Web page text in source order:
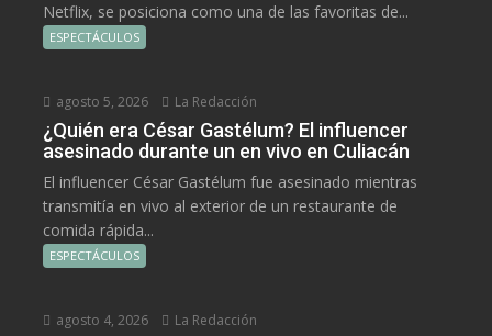
Netflix, se posiciona como una de las favoritas de...
ESPECTÁCULOS
agosto 5, 2026 La Redacción
¿Quién era César Gastélum? El influencer
asesinado durante un en vivo en Culiacán
El influencer César Gastélum fue asesinado mientras
transmitía en vivo al exterior de un restaurante de
comida rápida...
ESPECTÁCULOS
agosto 4, 2026 La Redacción